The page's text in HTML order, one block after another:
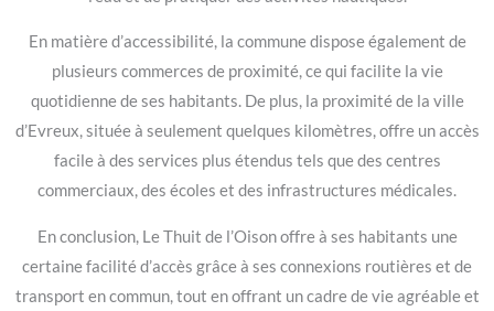
En matière d’accessibilité, la commune dispose également de
plusieurs commerces de proximité, ce qui facilite la vie
quotidienne de ses habitants. De plus, la proximité de la ville
d’Evreux, située à seulement quelques kilomètres, offre un accès
facile à des services plus étendus tels que des centres
commerciaux, des écoles et des infrastructures médicales.
En conclusion, Le Thuit de l’Oison offre à ses habitants une
certaine facilité d’accès grâce à ses connexions routières et de
transport en commun, tout en offrant un cadre de vie agréable et